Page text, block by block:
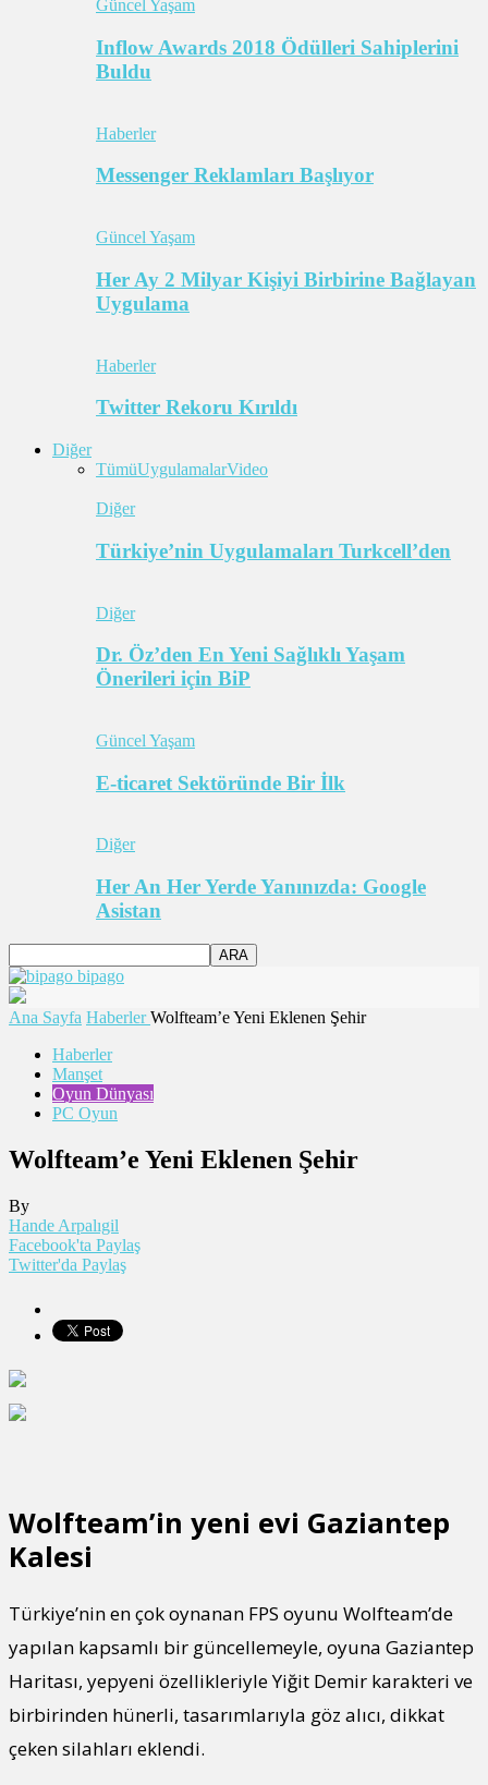
Güncel Yaşam
Inflow Awards 2018 Ödülleri Sahiplerini
Buldu
Haberler
Messenger Reklamları Başlıyor
Güncel Yaşam
Her Ay 2 Milyar Kişiyi Birbirine Bağlayan
Uygulama
Haberler
Twitter Rekoru Kırıldı
Diğer
TümüUygulamalarVideo
Diğer
Türkiye’nin Uygulamaları Turkcell’den
Diğer
Dr. Öz’den En Yeni Sağlıklı Yaşam
Önerileri için BiP
Güncel Yaşam
E-ticaret Sektöründe Bir İlk
Diğer
Her An Her Yerde Yanınızda: Google
Asistan
bipago
Ana Sayfa Haberler Wolfteam’e Yeni Eklenen Şehir
Haberler
Manşet
Oyun Dünyası
PC Oyun
Wolfteam’e Yeni Eklenen Şehir
By
Hande Arpalıgil
Facebook'ta Paylaş
Twitter'da Paylaş
Wolfteam’in yeni evi Gaziantep
Kalesi
Türkiye’nin en çok oynanan FPS oyunu Wolfteam’de
yapılan kapsamlı bir güncellemeyle, oyuna Gaziantep
Haritası, yepyeni özellikleriyle Yiğit Demir karakteri ve
birbirinden hünerli, tasarımlarıyla göz alıcı, dikkat
çeken silahları eklendi.